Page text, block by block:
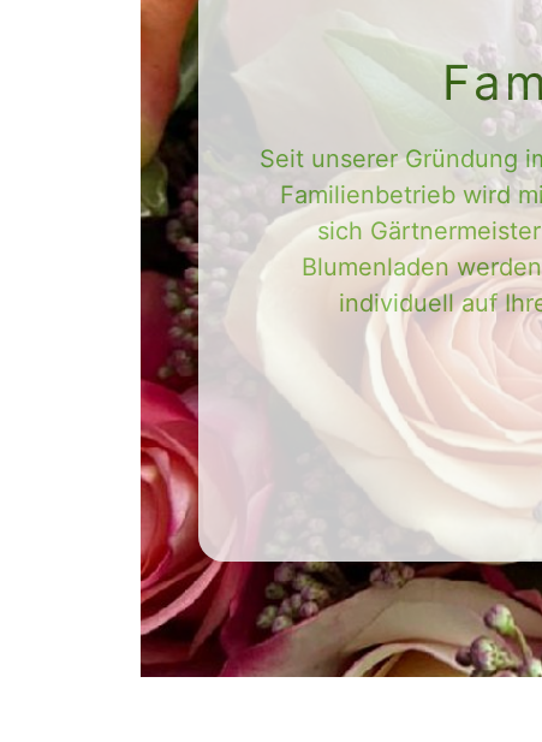
Seit unserer Gründung
Familienbetrieb wird
sich
Blumenladen
individuell auf